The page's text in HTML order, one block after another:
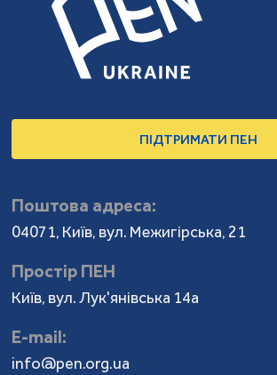
ПІДТРИМАТИ ПЕН
Поштова адреса:
04071, Київ, вул. Межигірська, 21
Простір ПЕН
Київ, вул. Лук'янівська 14а
Е-mail:
info@pen.org.ua